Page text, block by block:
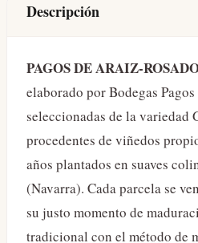
Descripción
PAGOS DE ARAIZ-
elaborado por Bodegas
seleccionadas de la variedad
procedentes de viñedos
años plantados en suaves
(Navarra). Cada parcela se
su justo momento de
tradicional con el método de